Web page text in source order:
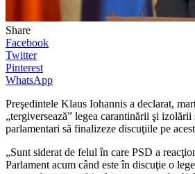
Share
Facebook
Twitter
Pinterest
WhatsApp
Preşedintele Klaus Iohannis a declarat,
„tergiversează” legea carantinării şi izolării
parlamentari să finalizeze discuţiile pe
„Sunt siderat de felul în care PSD a
Parlament acum când este în discuţie o